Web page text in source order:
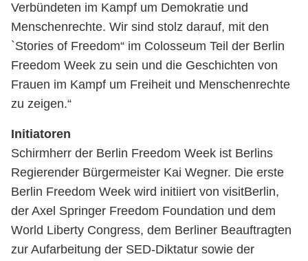
Verbündeten im Kampf um Demokratie und
Menschenrechte. Wir sind stolz darauf, mit den
`Stories of Freedom“ im Colosseum Teil der Berlin
Freedom Week zu sein und die Geschichten von
Frauen im Kampf um Freiheit und Menschenrechte
zu zeigen.“
Initiatoren
Schirmherr der Berlin Freedom Week ist Berlins
Regierender Bürgermeister Kai Wegner. Die erste
Berlin Freedom Week wird initiiert von visitBerlin,
der Axel Springer Freedom Foundation und dem
World Liberty Congress, dem Berliner Beauftragten
zur Aufarbeitung der SED-Diktatur sowie der